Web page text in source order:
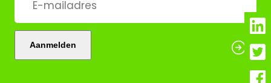
mailadres*
Aanmelden